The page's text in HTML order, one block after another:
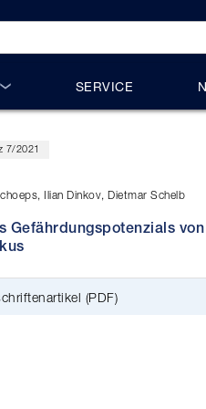
SERVICE
7/2021
Ilian Dinkov, Dietmar Schelb
Gefährdungspotenzials von
(PDF)